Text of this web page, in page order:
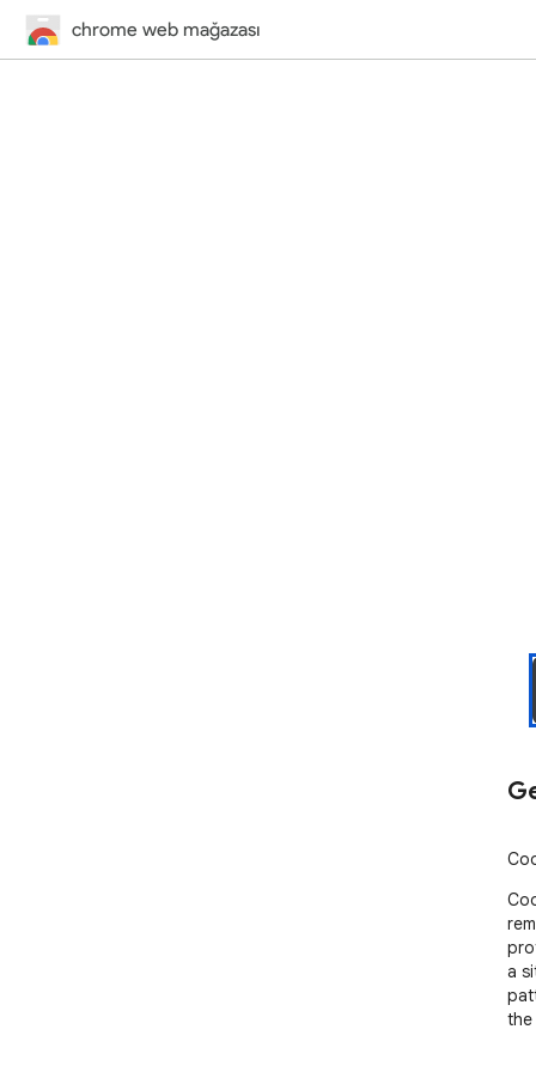
chrome web mağazası
a
the